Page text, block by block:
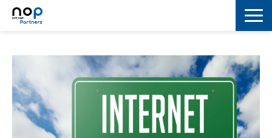
マーケティング
セキュリティ